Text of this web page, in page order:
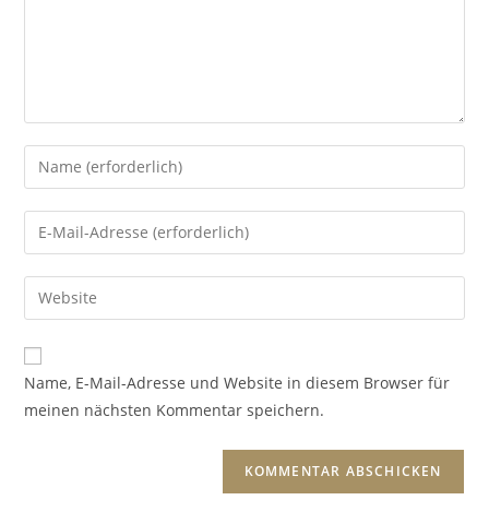
Name, E-Mail-Adresse und Website in diesem Browser für
meinen nächsten Kommentar speichern.